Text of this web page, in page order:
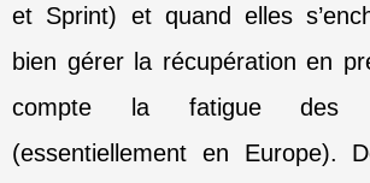
et Sprint) et quand elles
bien gérer la récupération en
compte la fatigue des
(essentiellement en Europe).